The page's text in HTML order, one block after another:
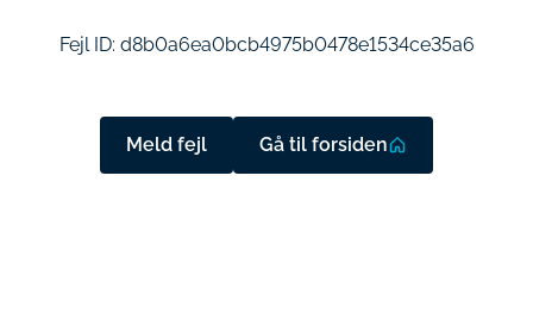
Fejl ID: d8b0a6ea0bcb4975b0478e1534ce35a6
Meld fejl Gå til forsiden